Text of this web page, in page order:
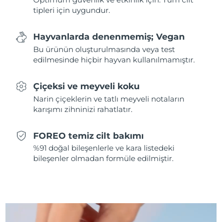
tipleri için uygundur.
Hayvanlarda denenmemiş; Vegan
Bu ürünün oluşturulmasında veya test
edilmesinde hiçbir hayvan kullanılmamıştır.
Çiçeksi ve meyveli koku
Narin çiçeklerin ve tatlı meyveli notaların
karışımı zihninizi rahatlatır.
FOREO temiz cilt bakımı
%91 doğal bileşenlerle ve kara listedeki
bileşenler olmadan formüle edilmiştir.
Slovenya Tahmini teslim tarihi
Güney Kore Tahmini teslim tarihi
İspanya Tahmini teslim tarihi
İsveç Tahmini teslim tarihi
İsviçre Tahmini teslim tarihi
Tahmini teslim tarihi